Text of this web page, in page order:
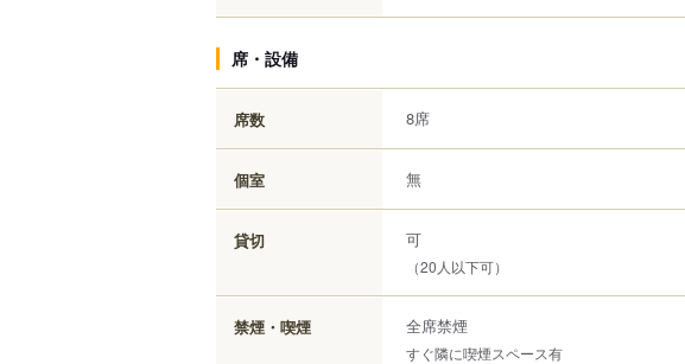
席・設備
席数 8席
個室 無
貸切 可
（20人以下可）
禁煙・喫煙 全席禁煙
すぐ隣に喫煙スペース有